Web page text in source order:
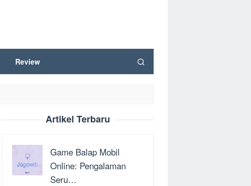
Review
Artikel Terbaru
Game Balap Mobil
Online: Pengalaman
Seru…